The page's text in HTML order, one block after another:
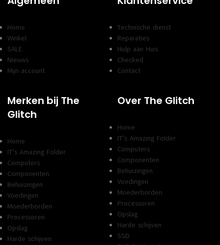
Home
Winkel
SALE
Nieuws
Mijn account
Technische dienst
Reparaties
Hulp aan Huis
Checked
Contact
Merken bij The
Glitch
Home
IT’s Amazing Folder
Computers
Componenten
Behuizingen
Voedingen
Moederborden
Processoren
Opslag
Harde schijven
Over The Glitch
Home
IT’s Amazing Folder
Computers
Componenten
Behuizingen
Voedingen
Moederborden
Processoren
Opslag
Harde schijven
SSD